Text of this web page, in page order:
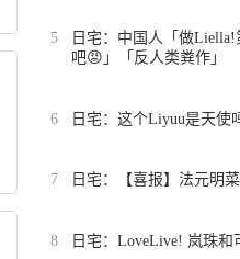
5
日宅：中国人「做
吧😡」「反人类粪作」
6 日宅：这个Liyuu是天使
7 日宅：【喜报】法元明
8 日宅：LoveLive! 岚珠